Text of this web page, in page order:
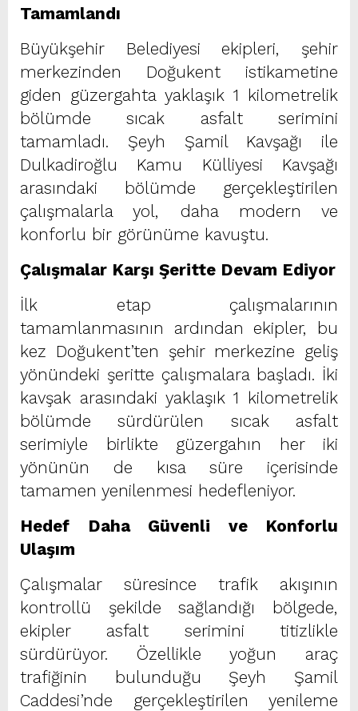
Tamamlandı
Büyükşehir Belediyesi ekipleri, şehir
merkezinden Doğukent istikametine
giden güzergahta yaklaşık 1 kilometrelik
bölümde sıcak asfalt serimini
tamamladı. Şeyh Şamil Kavşağı ile
Dulkadiroğlu Kamu Külliyesi Kavşağı
arasındaki bölümde gerçekleştirilen
çalışmalarla yol, daha modern ve
konforlu bir görünüme kavuştu.
Çalışmalar Karşı Şeritte Devam Ediyor
İlk etap çalışmalarının
tamamlanmasının ardından ekipler, bu
kez Doğukent’ten şehir merkezine geliş
yönündeki şeritte çalışmalara başladı. İki
kavşak arasındaki yaklaşık 1 kilometrelik
bölümde sürdürülen sıcak asfalt
serimiyle birlikte güzergahın her iki
yönünün de kısa süre içerisinde
tamamen yenilenmesi hedefleniyor.
Hedef Daha Güvenli ve Konforlu
Ulaşım
Çalışmalar süresince trafik akışının
kontrollü şekilde sağlandığı bölgede,
ekipler asfalt serimini titizlikle
sürdürüyor. Özellikle yoğun araç
trafiğinin bulunduğu Şeyh Şamil
Caddesi’nde gerçekleştirilen yenileme